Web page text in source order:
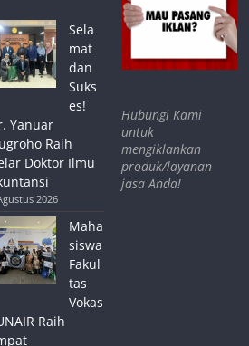
Sela
mat
dan
Suks
es!
Yanuar
Raih
Doktor Ilmu
2026
Maha
siswa
Fakul
tas
Vokas
Raih
Hubungi Kami
untuk
mengiklankan
produk/layanan
jasa Anda!